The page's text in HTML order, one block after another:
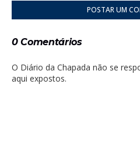
POSTAR UM
0 Comentários
O Diário da Chapada não se
aqui expostos.